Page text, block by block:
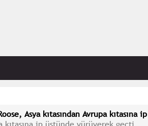
Asya kıtasından Avrupa